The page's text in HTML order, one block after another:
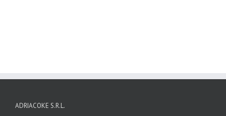
ADRIACOKE S.R.L.